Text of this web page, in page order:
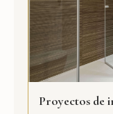
Proyectos de